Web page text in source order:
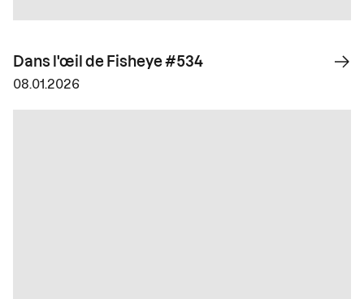
Dans l'œil de Fisheye #534
08.01.2026